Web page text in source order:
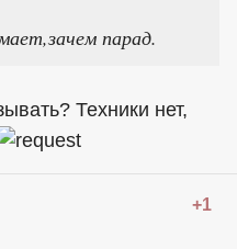
парад.
Техники нет,
+1